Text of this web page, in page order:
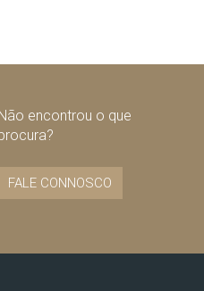
encontrou o que
FALE CONNOSCO